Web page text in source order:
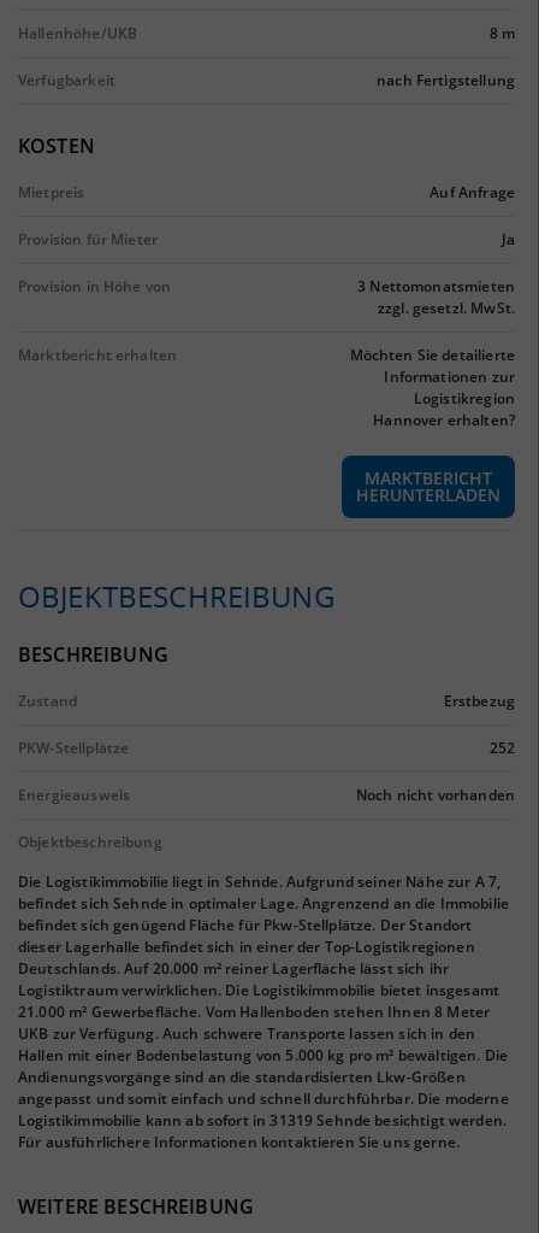
Hallenhöhe/UKB 8 m
Verfügbarkeit nach Fertigstellung
KOSTEN
Mietpreis Auf Anfrage
Provision für Mieter Ja
Provision in Höhe von
3 Nettomonatsmieten
zzgl. gesetzl. MwSt.
Marktbericht erhalten
Möchten Sie detailierte
Informationen zur
Logistikregion
Hannover erhalten?
MARKTBERICHT
HERUNTERLADEN
OBJEKTBESCHREIBUNG
BESCHREIBUNG
Zustand Erstbezug
PKW-Stellplätze 252
Energieausweis Noch nicht vorhanden
Objektbeschreibung
Die Logistikimmobilie liegt in Sehnde. Aufgrund seiner Nähe zur A 7,
befindet sich Sehnde in optimaler Lage. Angrenzend an die Immobilie
befindet sich genügend Fläche für Pkw-Stellplätze. Der Standort
dieser Lagerhalle befindet sich in einer der Top-Logistikregionen
Deutschlands. Auf 20.000 m² reiner Lagerfläche lässt sich ihr
Logistiktraum verwirklichen. Die Logistikimmobilie bietet insgesamt
21.000 m² Gewerbefläche. Vom Hallenboden stehen Ihnen 8 Meter
UKB zur Verfügung. Auch schwere Transporte lassen sich in den
Hallen mit einer Bodenbelastung von 5.000 kg pro m² bewältigen. Die
Andienungsvorgänge sind an die standardisierten Lkw-Größen
angepasst und somit einfach und schnell durchführbar. Die moderne
Logistikimmobilie kann ab sofort in 31319 Sehnde besichtigt werden.
Für ausführlichere Informationen kontaktieren Sie uns gerne.
WEITERE BESCHREIBUNG